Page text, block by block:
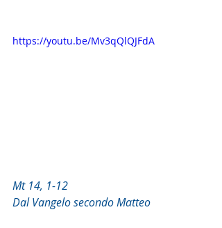
https://youtu.be/Mv3qQlQJFdA
Mt 14, 1-12
Dal Vangelo secondo Matteo